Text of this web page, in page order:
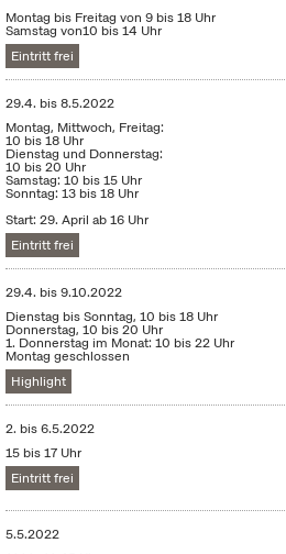
Montag bis Freitag von 9 bis 18 Uhr
Samstag von10 bis 14 Uhr
Eintritt frei
29.4. bis8.5.2022
Montag, Mittwoch, Freitag:
10 bis 18 Uhr
Dienstag und Donnerstag:
10 bis 20 Uhr
Samstag: 10 bis 15 Uhr
Sonntag: 13 bis 18 Uhr
Start: 29. April ab 16 Uhr
Eintritt frei
29.4. bis9.10.2022
Dienstag bis Sonntag, 10 bis 18 Uhr
Donnerstag, 10 bis 20 Uhr
1. Donnerstag im Monat: 10 bis 22 Uhr
Montag geschlossen
Highlight
2. bis6.5.2022
15 bis 17 Uhr
Eintritt frei
5.5.2022